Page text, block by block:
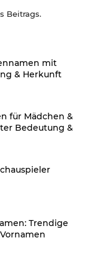
Beitrags.
mit
& Herkunft
für Mädchen &
Bedeutung &
Trendige